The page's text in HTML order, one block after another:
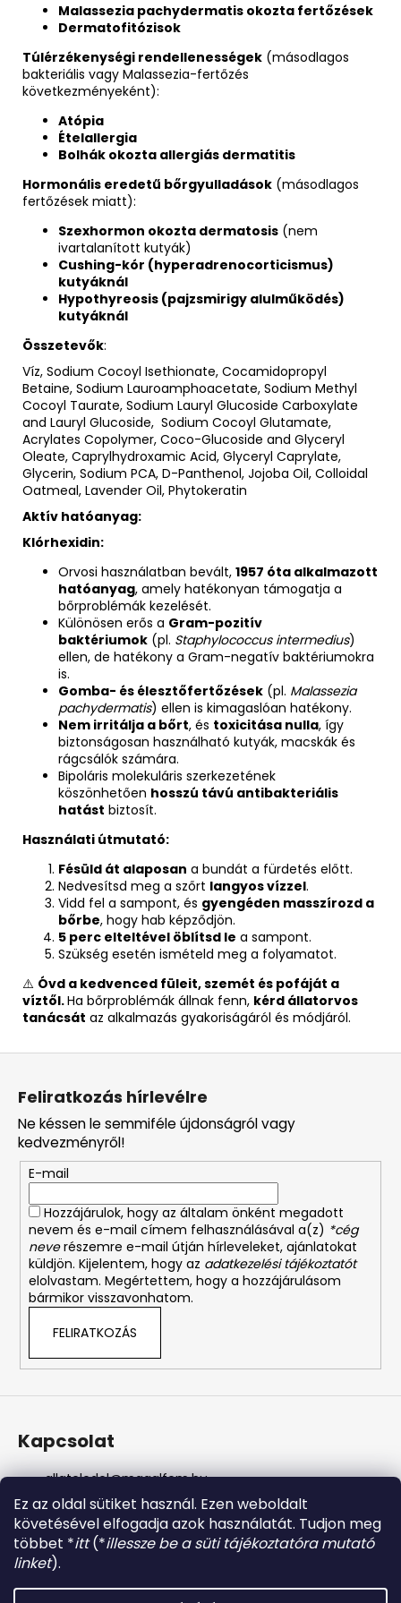
Ez az oldal sütiket használ. Ezen weboldalt
követésével elfogadja azok használatát. Tudjon meg
többet *itt(*illessze be a süti tájékoztatóra mutató
linket).
Malassezia pachydermatis okozta fertőzések
Dermatofitózisok
Túlérzékenységi rendellenességek (másodlagos
bakteriális vagy Malassezia-fertőzés
következményeként):
Atópia
Ételallergia
Bolhák okozta allergiás dermatitis
Hormonális eredetű bőrgyulladások (másodlagos
fertőzések miatt):
Szexhormon okozta dermatosis (nem
ivartalanított kutyák)
Cushing-kór (hyperadrenocorticismus)
kutyáknál
Hypothyreosis (pajzsmirigy alulműködés)
kutyáknál
Összetevők:
Víz, Sodium Cocoyl Isethionate, Cocamidopropyl
Betaine, Sodium Lauroamphoacetate, Sodium Methyl
Cocoyl Taurate, Sodium Lauryl Glucoside Carboxylate
and Lauryl Glucoside, Sodium Cocoyl Glutamate,
Acrylates Copolymer, Coco-Glucoside and Glyceryl
Oleate, Caprylhydroxamic Acid, Glyceryl Caprylate,
Glycerin, Sodium PCA, D-Panthenol, Jojoba Oil, Colloidal
Oatmeal, Lavender Oil, Phytokeratin
Aktív hatóanyag:
Klórhexidin:
Orvosi használatban bevált, 1957 óta alkalmazott
hatóanyag, amely hatékonyan támogatja a
bőrproblémák kezelését.
Különösen erős a Gram-pozitív
baktériumok (pl. Staphylococcus intermedius)
ellen, de hatékony a Gram-negatív baktériumokra
is.
Gomba- és élesztőfertőzések (pl. Malassezia
pachydermatis) ellen is kimagaslóan hatékony.
Nem irritálja a bőrt, és toxicitása nulla, így
biztonságosan használható kutyák, macskák és
rágcsálók számára.
Bipoláris molekuláris szerkezetének
köszönhetően hosszú távú antibakteriális
hatást biztosít.
Használati útmutató:
Fésüld át alaposan a bundát a fürdetés előtt.
Nedvesítsd meg a szőrt langyos vízzel.
Vidd fel a sampont, és gyengéden masszírozd a
bőrbe, hogy hab képződjön.
5 perc elteltével öblítsd le a sampont.
Szükség esetén ismételd meg a folyamatot.
⚠️ Óvd a kedvenced füleit, szemét és pofáját a
víztől.Ha bőrproblémák állnak fenn, kérd állatorvos
tanácsát az alkalmazás gyakoriságáról és módjáról.
L
Feliratkozás hírlevélre
Ne késsen le semmiféle újdonságról vagy
kedvezményről!
E-mail
Hozzájárulok, hogy az általam önként megadott
nevem és e-mail címem felhasználásával a(z) *cég
neverészemre e-mail útján hírleveleket, ajánlatokat
küldjön. Kijelentem, hogy az adatkezelési tájékoztatót
elolvastam. Megértettem, hogy a hozzájárulásom
bármikor visszavonhatom.
FELIRATKOZÁS
Kapcsolat
allateledel@magalfem.hu
+36 70 401 5088
https://www.facebook.com/profile.php?id=61574807
956737
magalfem_2013